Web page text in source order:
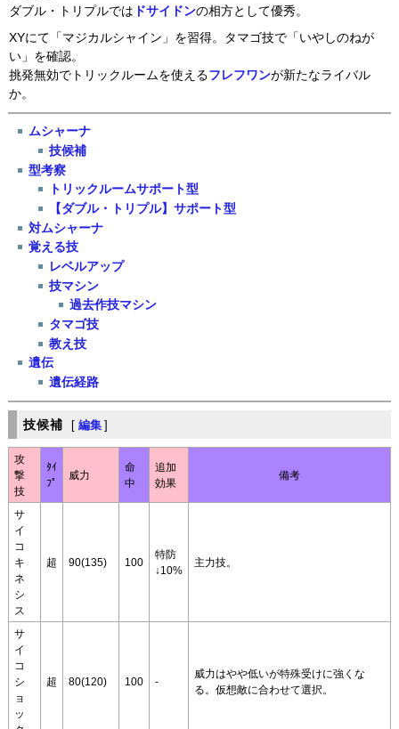
ダブル・トリプルでは ドサイドンの相方として優秀。
XYにて「マジカルシャイン」を習得。タマゴ技で「いやしのねが
い」を確認。
挑発無効でトリックルームを使えるフレフワンが新たなライバル
か。
ムシャーナ
技候補
型考察
トリックルームサポート型
【ダブル・トリプル】サポート型
対ムシャーナ
覚える技
レベルアップ
技マシン
過去作技マシン
タマゴ技
教え技
遺伝
遺伝経路
技候補 [ 編集 ]
攻
撃
技
ﾀｲ
ﾌﾟ
威力
命
中
追加
効果
備考
サ
イ
コ
キ
ネ
シ
ス
超 90(135) 100
特防
↓10%
主力技。
サ
イ
コ
シ
ョ
ッ
超 80(120) 100 -
威力はやや低いが特殊受けに強くな
る。仮想敵に合わせて選択。